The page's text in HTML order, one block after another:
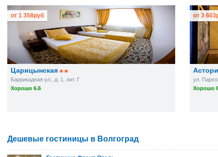
Царицынская
Баррикадная ул., д. 1, лит. Г
Хорошо 6.6
от 1 358руб
ул.
Хорошо
от 3 603
Дешевые гостиницы в Волгоград